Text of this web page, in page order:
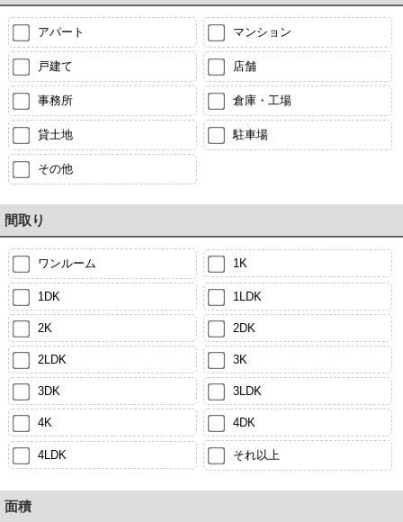
アパート マンション
戸建て 店舗
事務所 倉庫・工場
貸土地 駐車場
その他
間取り
ワンルーム 1K
1DK 1LDK
2K 2DK
2LDK 3K
3DK 3LDK
4K 4DK
4LDK それ以上
面積